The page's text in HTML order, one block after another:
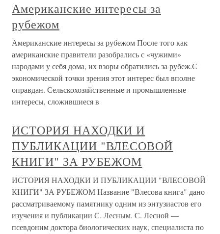
Американские интересы за
рубежом
Американские интересы за рубежом После того как
американские правители разобрались с «чужими»
народами у себя дома, их взоры обратились за рубеж.С
экономической точки зрения этот интерес был вполне
оправдан. Сельскохозяйственные и промышленные
интересы, сложившиеся в
ИСТОРИЯ НАХОДКИ И
ПУБЛИКАЦИИ "ВЛЕСОВОЙ
КНИГИ" ЗА РУБЕЖОМ
ИСТОРИЯ НАХОДКИ И ПУБЛИКАЦИИ "ВЛЕСОВОЙ
КНИГИ" ЗА РУБЕЖОМ Название "Влесова книга" дано
рассматриваемому памятнику одним из энтузиастов его
изучения и публикации С. Лесным. С. Лесной —
псевдоним доктора биологических наук, специалиста по